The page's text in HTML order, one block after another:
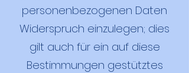
personenbezogenen Daten
Widerspruch einzulegen; dies
gilt auch für ein auf diese
Bestimmungen gestütztes